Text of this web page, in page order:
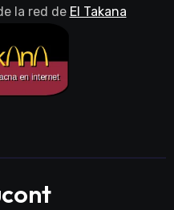
la red de El Takana